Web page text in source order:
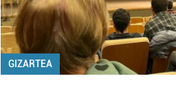
GIZARTEA